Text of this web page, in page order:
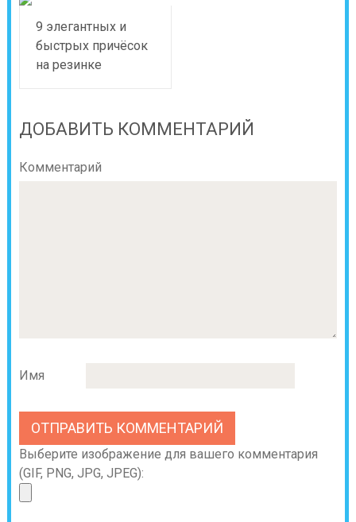
9 элегантных и
быстрых причёсок
на резинке
ДОБАВИТЬ КОММЕНТАРИЙ
Комментарий
Имя
Выберите изображение для вашего комментария
(GIF, PNG, JPG, JPEG):